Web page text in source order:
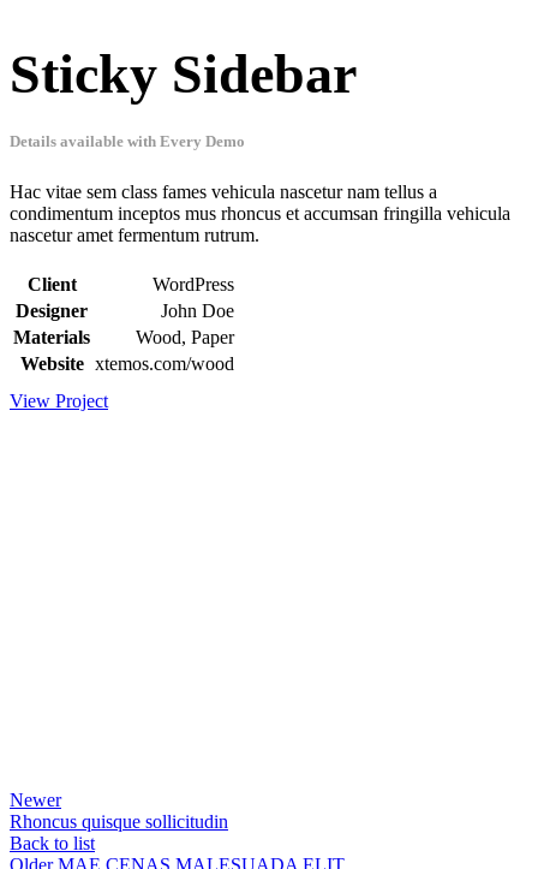
Sticky Sidebar
Details available with Every Demo
Hac vitae sem class fames vehicula nascetur nam tellus a
condimentum inceptos mus rhoncus et accumsan fringilla vehicula
nascetur amet fermentum rutrum.
Client
WordPress
Designer
John Doe
Materials
Wood, Paper
Website xtemos.com/wood
View Project
Newer
Rhoncus quisque sollicitudin
Back to list
Older MAE CENAS MALESUADA ELIT